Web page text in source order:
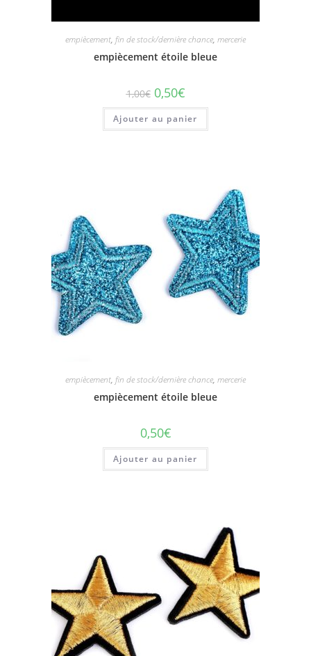
empiècement, fin de stock/dernière chance, mercerie
empiècement étoile bleue
1,00€ 0,50€
Ajouter au panier
empiècement, fin de stock/dernière chance, mercerie
empiècement étoile bleue
0,50€
Ajouter au panier